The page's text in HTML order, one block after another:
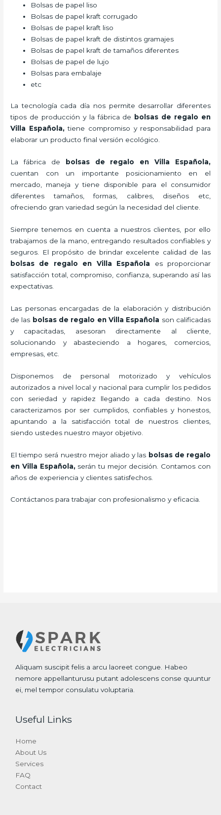
Bolsas de papel liso
Bolsas de papel kraft corrugado
Bolsas de papel kraft liso
Bolsas de papel kraft de distintos gramajes
Bolsas de papel kraft de tamaños diferentes
Bolsas de papel de lujo
Bolsas para embalaje
etc
La tecnología cada día nos permite desarrollar diferentes
tipos de producción y la fábrica de
bolsas de regalo en
Villa Española,tiene compromiso y responsabilidad para
elaborar un producto final versión ecológico.
La fábrica de
bolsas de regalo en Villa Española,
cuentan con un importante posicionamiento en el
mercado,
maneja y tiene disponible para el consumidor
diferentes tamaños, formas, calibres, diseños etc,
ofreciendo gran variedad según la necesidad del cliente.
Siempre tenemos en cuenta a nuestros clientes, por ello
trabajamos de la mano, entregando resultados confiables y
seguros. El propósito de brindar excelente calidad de las
bolsas de regalo en Villa Española es proporcionar
satisfacción total, compromiso, confianza, superando así las
expectativas.
Las personas encargadas de la elaboración y distribución
de las bolsas de regalo en Villa Española son calificadas
y capacitadas, asesoran directamente al cliente,
solucionando y abasteciendo a hogares, comercios,
empresas, etc.
Disponemos de personal motorizado y vehículos
autorizados a nivel local y nacional para cumplir los pedidos
con seriedad y rapidez llegando a cada destino. Nos
caracterizamos por ser cumplidos, confiables y honestos,
apuntando a la satisfacción total de nuestros clientes,
siendo ustedes nuestro mayor objetivo.
El tiempo será nuestro mejor aliado y las bolsas de regalo
en Villa Española, serán tu mejor decisión. Contamos con
años de experiencia y clientes satisfechos.
Contáctanos para trabajar con profesionalismo y eficacia.
Aliquam suscipit felis a arcu laoreet congue. Habeo
nemore appellanturusu putant adolescens conse quuntur
ei, mel tempor consulatu voluptaria.
Useful Links
Home
About Us
Services
FAQ
Contact